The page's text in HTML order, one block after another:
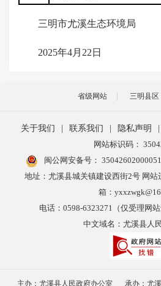
三明市尤溪生态环境局
2025年4月22日
省级网站 三明县区
关于我们 联系我们 隐私声明
网站标识码：
闽公网安备号：
地址：尤溪县城关镇建设西街2号 网
箱：
电话：0598-6323271（仅受理网
中文域名：尤溪县人
主办：尤溪县人民政府办公室 承办：尤